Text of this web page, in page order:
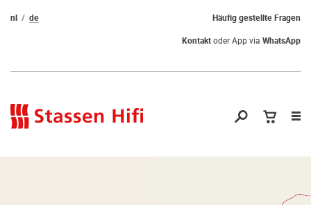
Häufig gestellte Fragen
nl
de
Kontaktoder App via WhatsApp